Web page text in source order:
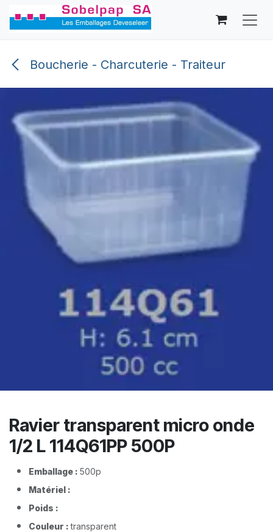
Se rendre au contenu
Boucherie - Charcuterie - Traiteur
Ravier transparent micro onde
1/2 L 114Q61PP 500P
Emballage : 500p​
Matériel :
Poids :
Couleur :transparent